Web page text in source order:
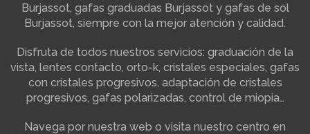
Burjassot, gafas graduadas Burjassot y gafas de sol
Burjassot, siempre con la mejor atención y calidad.
Disfruta de todos nuestros servicios: graduación de la
vista, lentes contacto, orto-k, cristales especiales, gafas
con cristales progresivos, adaptación de cristales
progresivos, gafas polarizadas, control de miopia…
Navega por nuestra web o visita nuestro centro en